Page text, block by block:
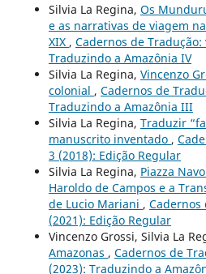
Silvia La Regina, Os
e as narrativas de viagem
XIX , Cadernos de Tradução:
Traduzindo a Amazônia IV
Silvia La Regina, Vincenzo
colonial , Cadernos de
Traduzindo a Amazônia III
Silvia La Regina, Traduzir
manuscrito inventado ,
3 (2018): Edição Regular
Silvia La Regina, Piazza
Haroldo de Campos e a
de Lucio Mariani , Cadernos
(2021): Edição Regular
Vincenzo Grossi, Silvia La
Amazonas , Cadernos de
(2023): Traduzindo a